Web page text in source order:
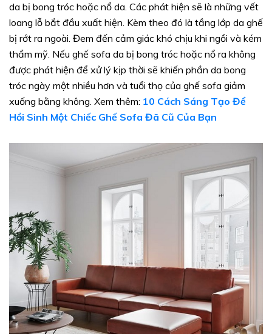
da bị bong tróc hoặc nổ da. Các phát hiện sẽ là những vết
loang lỗ bắt đầu xuất hiện. Kèm theo đó là tầng lớp da ghế
bị rớt ra ngoài. Đem đến cảm giác khó chịu khi ngồi và kém
thẩm mỹ. Nếu ghế sofa da bị bong tróc hoặc nổ ra không
được phát hiện để xử lý kịp thời sẽ khiến phần da bong
tróc ngày một nhiều hơn và tuổi thọ của ghế sofa giảm
xuống bằng không. Xem thêm: 10 Cách Sáng Tạo Để
Hồi Sinh Một Chiếc Ghế Sofa Đã Cũ Của Bạn